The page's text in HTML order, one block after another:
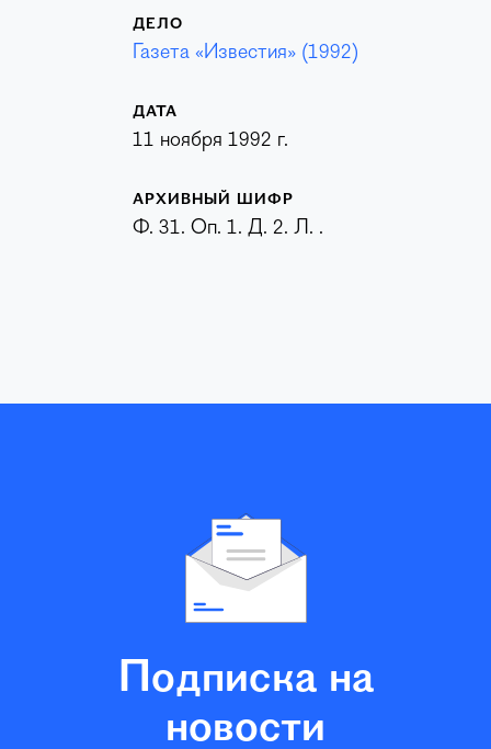
ДЕЛО
Газета «Известия» (1992)
ДАТА
11 ноября 1992 г.
АРХИВНЫЙ ШИФР
Ф. 31. Оп. 1. Д. 2. Л. .
Подписка на
новости